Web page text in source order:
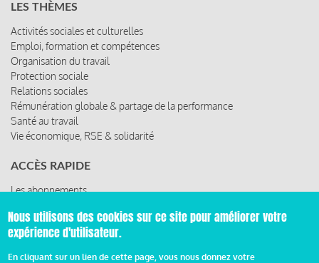
LES THÈMES
Activités sociales et culturelles
Emploi, formation et compétences
Organisation du travail
Protection sociale
Relations sociales
Rémunération globale & partage de la performance
Santé au travail
Vie économique, RSE & solidarité
ACCÈS RAPIDE
Les abonnements
Les ressources
Nous utilisons des cookies sur ce site pour améliorer votre
expérience d'utilisateur.
En cliquant sur un lien de cette page, vous nous donnez votre